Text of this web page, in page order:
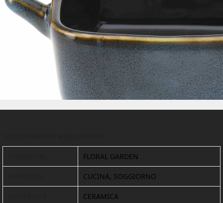
FLORAL GARDEN
CUCINA, SOGGIORNO
CERAMICA